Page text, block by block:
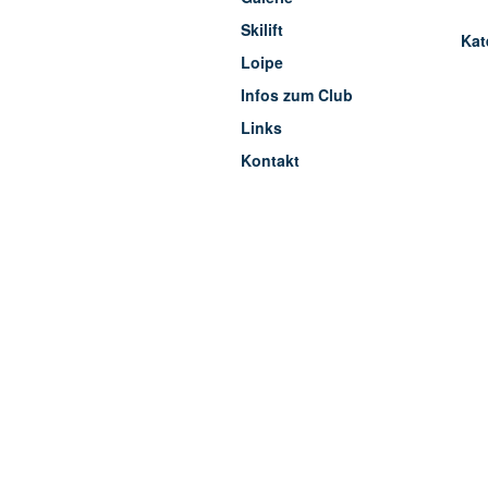
Skilift
Loipe
Infos zum Club
Links
Kontakt